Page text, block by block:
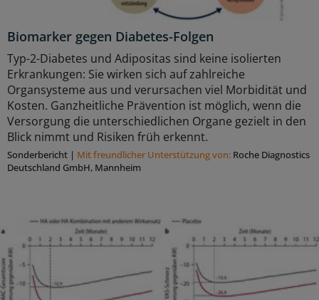
Biomarker gegen Diabetes-Folgen
Typ-2-Diabetes und Adipositas sind keine isolierten
Erkrankungen: Sie wirken sich auf zahlreiche
Organsysteme aus und verursachen viel Morbidität und
Kosten. Ganzheitliche Prävention ist möglich, wenn die
Versorgung die unterschiedlichen Organe gezielt in den
Blick nimmt und Risiken früh erkennt.
Sonderbericht | Mit freundlicher Unterstützung von: Roche Diagnostics
Deutschland GmbH, Mannheim